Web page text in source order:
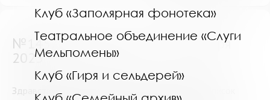
Клуб «Заполярная фонотека»
Театральное объединение «Слуги
Мельпомены»
Клуб «Гиря и сельдерей»
№14574 (Мурманск) от 9 сентября
2023
Здравствуйте! Можно,пожалуйста,подобрать список